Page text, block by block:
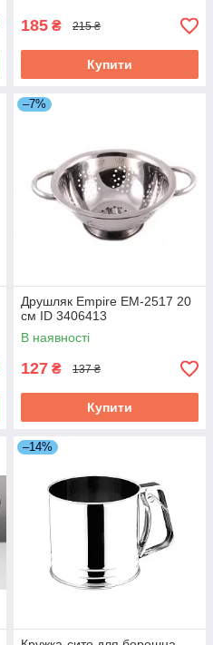
185 ₴ 215 ₴
Купити
–7%
Друшляк Empire EM-2517 20
см ID 3406413
В наявності
127 ₴ 137 ₴
Купити
–14%